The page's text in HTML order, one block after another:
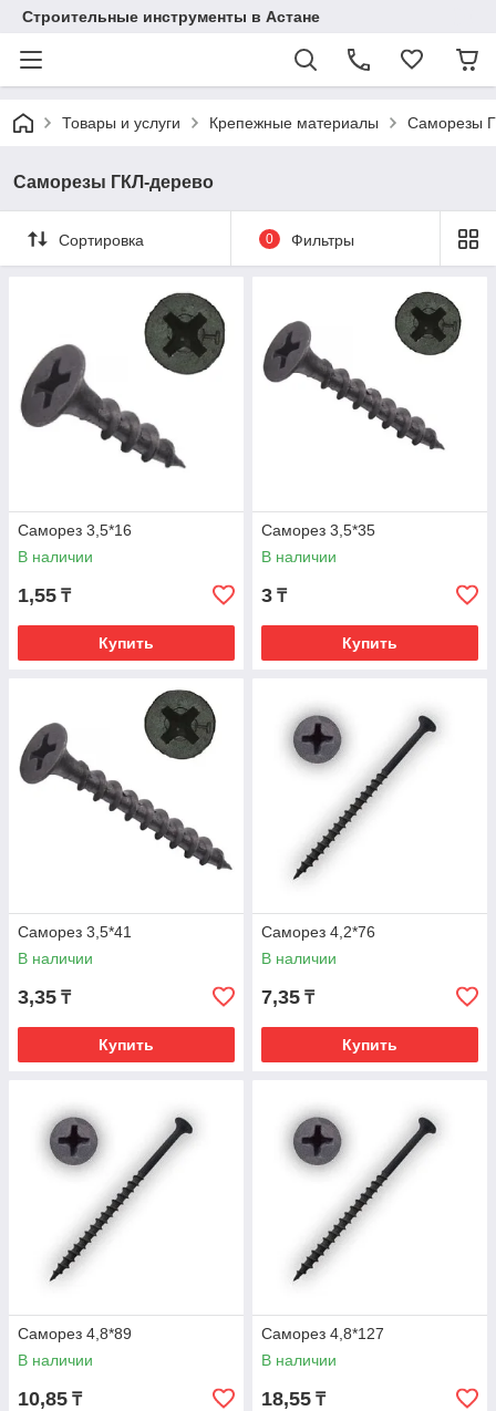
Строительные инструменты в Астане
Товары и услуги Крепежные материалы Саморезы
Саморезы ГКЛ-дерево
Сортировка 0 Фильтры
Саморез 3,5*16
В наличии
1,55 ₸
Купить
Саморез 3,5*35
В наличии
3 ₸
Купить
Саморез 3,5*41
В наличии
3,35 ₸
Купить
Саморез 4,2*76
В наличии
7,35 ₸
Купить
Саморез 4,8*89
В наличии
10,85 ₸
Саморез 4,8*127
В наличии
18,55 ₸